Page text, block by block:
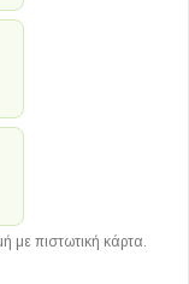
με πιστωτική κάρτα.